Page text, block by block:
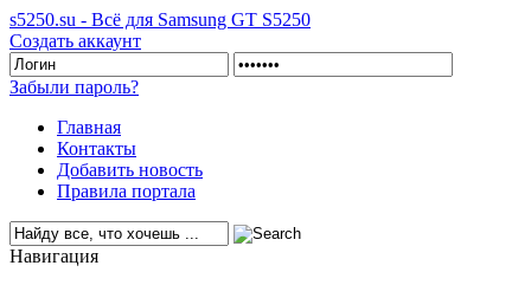
s5250.su - Всё для Samsung GT S5250
Создать аккаунт
Забыли пароль?
Главная
Контакты
Добавить новость
Правила портала
Навигация